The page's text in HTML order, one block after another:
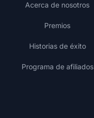
Acerca de nosotros
Premios
Historias de éxito
Programa de afiliados